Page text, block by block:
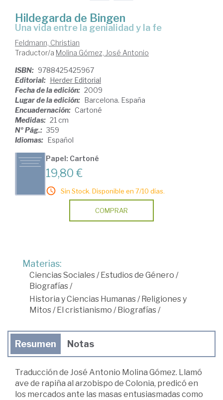
Hildegarda de Bingen
una vida entre la genialidad y la fe
Feldmann, Christian
Traductor/a Molina Gómez, José Antonio
ISBN: 9788425425967
Editorial: Herder Editorial
Fecha de la edición: 2009
Lugar de la edición: Barcelona. España
Encuadernación: Cartoné
Medidas: 21 cm
Nº Pág.: 359
Idiomas: Español
Papel: Cartoné
19,80 €
Sin Stock. Disponible en 7/10 días.
COMPRAR
Materias:
Ciencias Sociales/Estudios de Género /
Biografías/
Historia y Ciencias Humanas/Religiones y
Mitos/El cristianismo /Biografías/
Resumen Notas
Traducción de José Antonio Molina Gómez. Llamó
ave de rapiña al arzobispo de Colonia, predicó en
los mercados ante las masas entusiasmadas como